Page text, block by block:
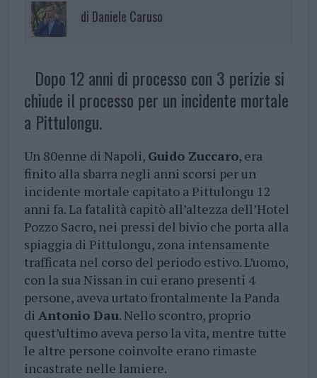
di Daniele Caruso
Dopo 12 anni di processo con 3 perizie si
chiude il processo per un incidente mortale
a Pittulongu.
Un 80enne di Napoli, Guido Zuccaro, era
finito alla sbarra negli anni scorsi per un
incidente mortale capitato a Pittulongu 12
anni fa. La fatalità capitò all’altezza dell’Hotel
Pozzo Sacro, nei pressi del bivio che porta alla
spiaggia di Pittulongu, zona intensamente
trafficata nel corso del periodo estivo. L’uomo,
con la sua Nissan in cui erano presenti 4
persone, aveva urtato frontalmente la Panda
di Antonio Dau. Nello scontro, proprio
quest’ultimo aveva perso la vita, mentre tutte
le altre persone coinvolte erano rimaste
incastrate nelle lamiere.